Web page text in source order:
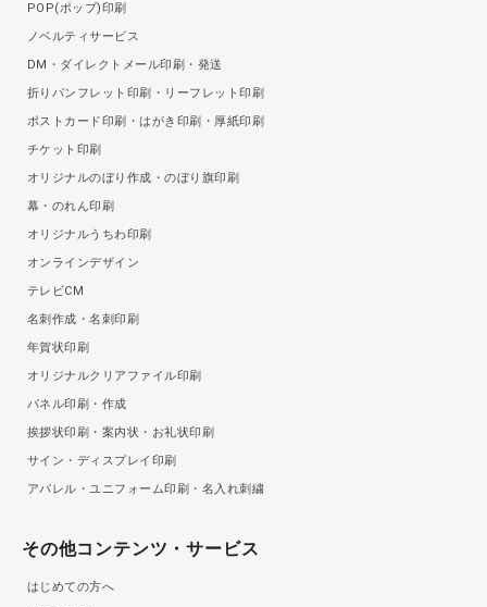
POP(ポップ)印刷
ノベルティサービス
DM・ダイレクトメール印刷・発送
折りパンフレット印刷・リーフレット印刷
ポストカード印刷・はがき印刷・厚紙印刷
チケット印刷
オリジナルのぼり作成・のぼり旗印刷
幕・のれん印刷
オリジナルうちわ印刷
オンラインデザイン
テレビCM
名刺作成・名刺印刷
年賀状印刷
オリジナルクリアファイル印刷
パネル印刷・作成
挨拶状印刷・案内状・お礼状印刷
サイン・ディスプレイ印刷
アパレル・ユニフォーム印刷・名入れ刺繍
その他コンテンツ・サービス
はじめての方へ